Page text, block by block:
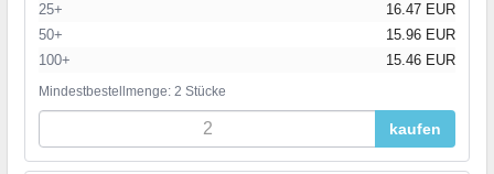
25+
16.47 EUR
50+
15.96 EUR
100+
15.46 EUR
Mindestbestellmenge: 2 Stücke
kaufen